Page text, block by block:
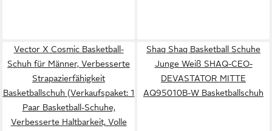
Vector X Cosmic Basketball-
Schuh für Männer, Verbesserte
Strapazierfähigkeit
Basketballschuh (Verkaufspaket: 1
Paar Basketball-Schuhe,
Verbesserte Haltbarkeit, Volle
Shaq Shaq Basketball Schuhe
Junge Weiß SHAQ-CEO-
DEVASTATOR MITTE
AQ95010B-W Basketballschuh